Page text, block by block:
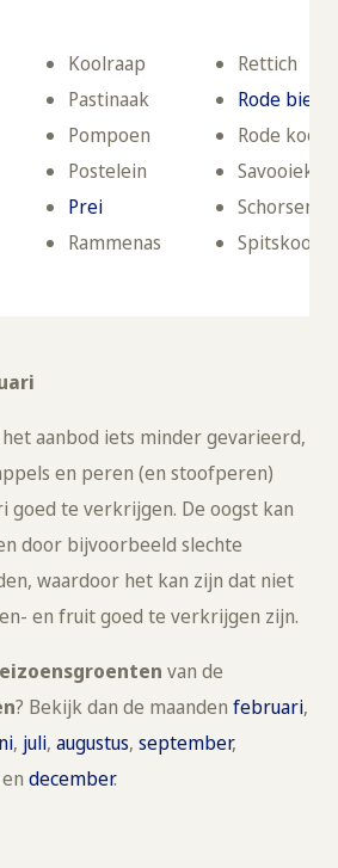
Koolraap
Pastinaak
Pompoen
Postelein
Prei
Rammenas
Rettich
Rode biet
Rode kool
Spitskool
aanbod iets minder gevarieerd,
en peren (en stoofperen)
goed te verkrijgen. De oogst kan
door bijvoorbeeld slechte
waardoor het kan zijn dat niet
en fruit goed te verkrijgen zijn.
van de
? Bekijk dan de maanden februari,
, juli, augustus, september,
en december.